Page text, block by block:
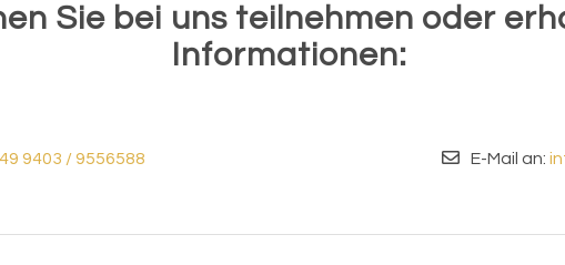
Sie bei uns teilnehmen oder
Informationen:
9403 / 9556588 E-Mail an: